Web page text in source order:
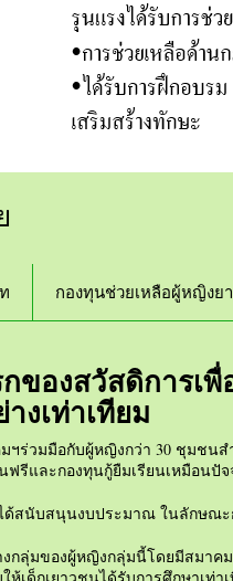
กองทุนช่วยเหลือผู้หญิงย
ของสวัสดิการเ
งเท่าเทียม
ฯร่วมมือกับผู้หญิงกว่า 30 ชุมช
ฟรีและกองทุนกู้ยืมเรียนเหมือนปั
ด้สนับสนุนงบประมาณ ในลักษณ
งกลุ่มของผู้หญิงกลุ่มนี้โดยมีสม